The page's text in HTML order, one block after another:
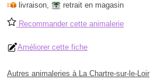
livraison, retrait en magasin
Recommander cette animalerie
Améliorer cette fiche
Autres animaleries à La Chartre-sur-le-Loir